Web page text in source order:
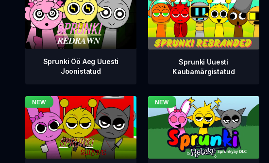
Sprunki Öö Aeg Uuesti
Joonistatud
Sprunki Uuesti
Kaubamärgistatud